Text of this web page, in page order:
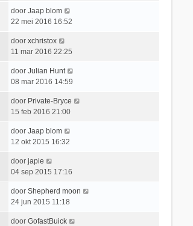
door Jaap blom
22 mei 2016 16:52
door xchristox
11 mar 2016 22:25
door Julian Hunt
08 mar 2016 14:59
door Private-Bryce
15 feb 2016 21:00
door Jaap blom
12 okt 2015 16:32
door japie
04 sep 2015 17:16
door Shepherd moon
24 jun 2015 11:18
door GofastBuick